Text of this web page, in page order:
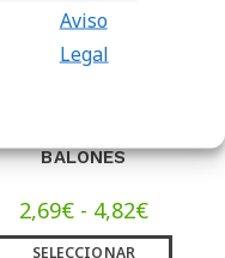
Aviso
Legal
BALONES
2,69€ - 4,82€
SELECCIONAR